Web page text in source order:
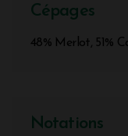
Cépages
48% Merlot, 51%
Notations